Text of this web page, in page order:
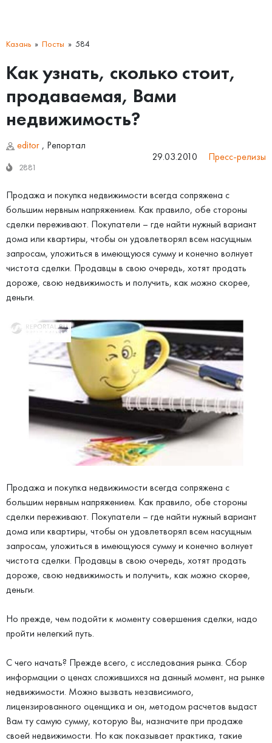
Казань Посты 584
Как узнать, сколько стоит,
продаваемая, Вами
недвижимость?
editor , Репортал
29.03.2010
Пресс-релизы
2881
Продажа и покупка недвижимости всегда сопряжена с
большим нервным напряжением. Как правило, обе стороны
сделки переживают. Покупатели – где найти нужный вариант
дома или квартиры, чтобы он удовлетворял всем насущным
запросам, уложиться в имеющуюся сумму и конечно волнует
чистота сделки. Продавцы в свою очередь, хотят продать
дороже, свою недвижимость и получить, как можно скорее,
деньги.
Продажа и покупка недвижимости всегда сопряжена с
большим нервным напряжением. Как правило, обе стороны
сделки переживают. Покупатели – где найти нужный вариант
дома или квартиры, чтобы он удовлетворял всем насущным
запросам, уложиться в имеющуюся сумму и конечно волнует
чистота сделки. Продавцы в свою очередь, хотят продать
дороже, свою недвижимость и получить, как можно скорее,
деньги.
Но прежде, чем подойти к моменту совершения сделки, надо
пройти нелегкий путь.
С чего начать? Прежде всего, с исследования рынка. Сбор
информации о ценах сложившихся на данный момент, на рынке
недвижимости. Можно вызвать независимого,
лицензированного оценщика и он, методом расчетов выдаст
Вам ту самую сумму, которую Вы, назначите при продаже
своей недвижимости. Но как показывает практика, такие